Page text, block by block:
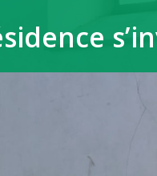
Patrimoine
Traditions
Musées et
projet ?
marque Valeurs Parc
Agriculture
Forêt-bois
Filières